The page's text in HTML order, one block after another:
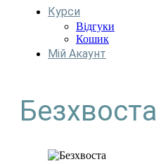
Курси
Відгуки
Кошик
Мій Акаунт
Безхвоста